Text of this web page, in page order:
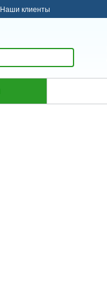
Наши клиенты